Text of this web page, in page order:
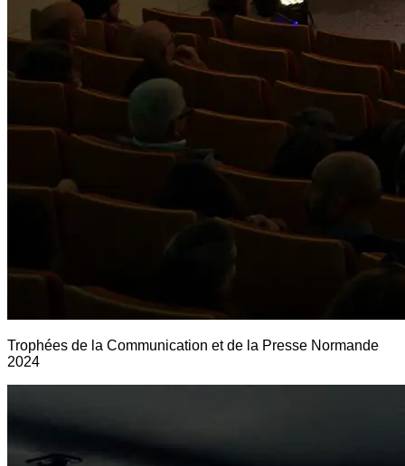
Trophées de la Communication et de la Presse Normande
2024